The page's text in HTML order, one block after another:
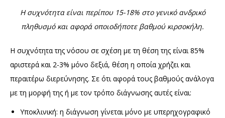
Η συχνότητα είναι περίπου 15-18% στο γενικό ανδρικό
πληθυσμό και αφορά οποιοδήποτε βαθμού κιρσοκήλη.
Η συχνότητα της νόσου σε σχέση με τη θέση της είναι 85%
αριστερά και 2-3% μόνο δεξιά, θέση η οποία χρήζει και
περαιτέρω διερεύνησης. Σε ότι αφορά τους βαθμούς ανάλογα
με τη μορφή της ή με τον τρόπο διάγνωσης αυτές είναι:
Υποκλινική: η διάγνωση γίνεται μόνο με υπερηχογραφικό